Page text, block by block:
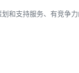
和支持服务、有竞争